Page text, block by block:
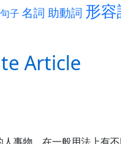
句子 名詞 助動詞 形容
Article